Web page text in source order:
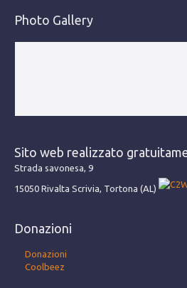
Photo Gallery
Sito web realizzato
Strada savonesa, 9
15050 Rivalta Scrivia, Tortona (AL)
Donazioni
Donazioni
Coolbeez